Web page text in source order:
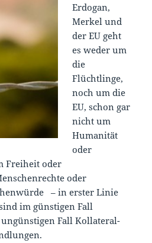
Erdogan,
Merkel und
der EU geht
es weder um
die
Flüchtlinge,
noch um die
EU, schon gar
nicht um
Humanität
oder
Freiheit oder
oder
– in erster Linie
im günstigen Fall
Fall Kollateral-